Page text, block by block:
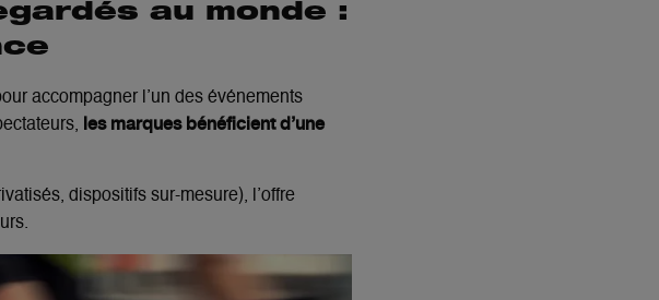
au monde :
accompagner l’un des événements
les marques bénéficient d’une
dispositifs sur-mesure), l’offre